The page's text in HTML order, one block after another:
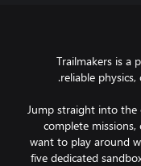
Trailmakers is a
Jump straight into the
complete
want to play around
five dedicated